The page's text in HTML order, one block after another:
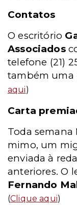
Contatos
O escritório
Associados
telefone (21)
também uma
aqui)
Carta
Toda
mimo, um
enviada à
anteriores. O
Fernando
(Clique aqui)